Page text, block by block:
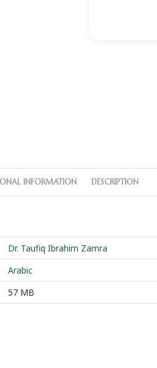
INFORMATION DESCRIPTION
Dr. Taufiq Ibrahim Zamra
Arabic
57 MB